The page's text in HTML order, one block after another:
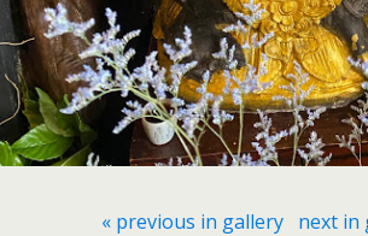
« previous in gallery next in